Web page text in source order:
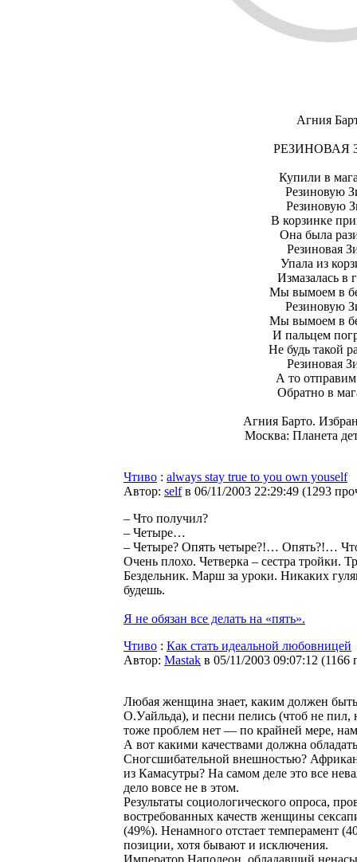
Агния
РЕЗИНОВАЯ
Купили в
Резиновую
Резиновую
В корзинке
Она была
Резиновая
Упала из
Измазалась в
Мы вымоем в
Резиновую
Мы вымоем в
И пальцем
Не будь такой
Резиновая
А то
Обратно в
Агния Барто.
Москва: Планета
Чтиво : always stay true to you own youself
Автор: self в 06/11/2003 22:29:49 (1293
– Что получил?
– Четыре…
– Четыре? Опять четыре?!… Опять?!…
Очень плохо. Четверка – сестра тройки.
Бездельник. Марш за уроки. Никаких
будешь.
Я не обязан все делать на «пять».
Чтиво : Как стать идеальной любовницей
Автор: Мastak в 05/11/2003 09:07:12 (1166
Любая женщина знает, каким должен
О.Уайльда), и песни пелись (чтоб не
тоже проблем нет — по крайней мере,
А вот какими качествами должна
Сногсшибательной внешностью?
из Камасутры? На самом деле это все
дело вовсе не в этом.
Результаты социологического опроса,
востребованных качеств женщины
(49%). Ненамного отстает темперамент
позиции, хотя бывают и исключения.
Император Наполеон, обладавший